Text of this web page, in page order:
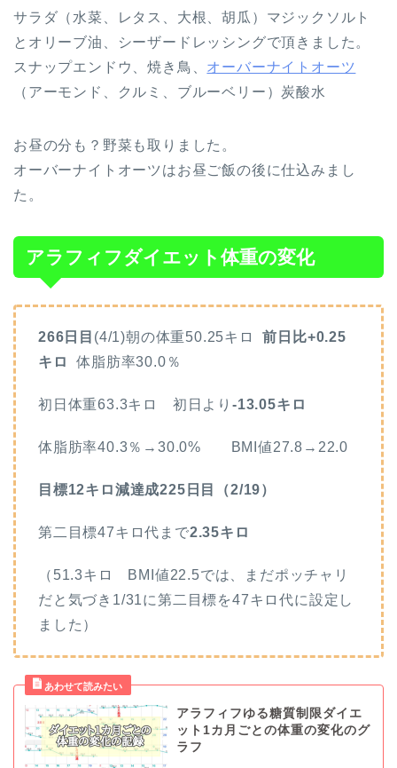
サラダ（水菜、レタス、大根、胡瓜）マジックソルト
とオリーブ油、シーザードレッシングで頂きました。
スナップエンドウ、焼き鳥、 オーバーナイトオーツ
（アーモンド、クルミ、ブルーベリー）炭酸水
お昼の分も？野菜も取りました。
オーバーナイトオーツはお昼ご飯の後に仕込みまし
た。
アラフィフダイエット体重の変化
266日目 (4/1)朝の体重50.25キロ前日比+0.25
キロ体脂肪率30.0％
初日体重63.3キロ 初日より -13.05キロ
体脂肪率40.3％→30.0% BMI値27.8→22.0
目標12キロ減達成225日目（2/19）
第二目標47キロ代まで2.35キロ
（51.3キロ BMI値22.5では、まだポッチャリ
だと気づき1/31に第二目標を47キロ代に設定し
ました）
アラフィフゆる糖質制限ダイエ
ット1カ月ごとの体重の変化のグ
ラフ